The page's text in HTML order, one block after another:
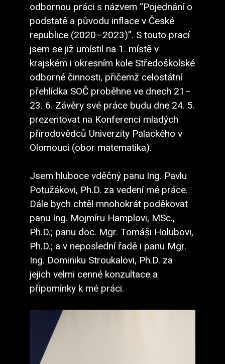
odbornou práci s názvem “Pojednání o
podstatě a původu inflace v České
republice (2020–2023)”. S touto prací
jsem se již umístil na 1. místě v
krajském i okresním kole Středoškolské
odborné činnosti, přičemž celostátní
přehlídka SOČ proběhne ve dnech 21–
23. 6. Závěry své práce budu dne 24. 5.
prezentovat na Konferenci mladých
přírodovědců Univerzity Palackého v
Olomouci (obor matematika).
Jsem hluboce vděčný panu Ing. Pavlu
Potužákovi, Ph.D. za vedení mé práce.
Dále bych chtěl mnohokrát poděkovat
panu Ing. Mojmíru Hamplovi, MSc.,
Ph.D.; panu doc. Mgr. Tomáši Holubovi,
Ph.D.; a v neposlední řadě i panu Mgr.
Ing. Dominiku Stroukalovi, Ph.D. za
jejich velmi cenné konzultace a
připomínky k mé práci.